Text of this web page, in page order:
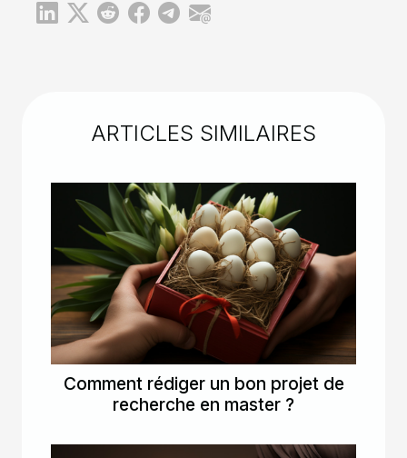
ARTICLES SIMILAIRES
Comment rédiger un bon projet de
recherche en master ?